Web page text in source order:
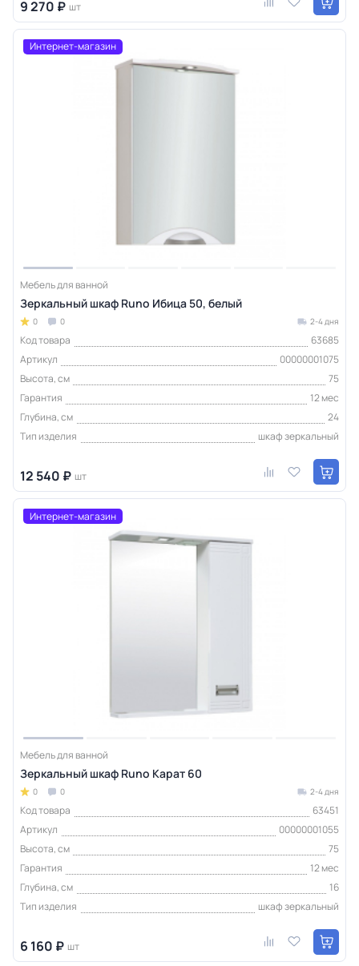
9 270 ₽ шт
Интернет-магазин
Мебель для ванной
Зеркальный шкаф Runo Ибица 50, белый
0 0 2-4 дня
Код товара
63685
Артикул
00000001075
Высота, см
75
Гарантия
12 мес
Глубина, см
24
Тип изделия
шкаф зеркальный
12 540 ₽ шт
Интернет-магазин
Мебель для ванной
Зеркальный шкаф Runo Карат 60
0 0 2-4 дня
Код товара
63451
Артикул
00000001055
Высота, см
75
Гарантия
12 мес
Глубина, см
16
Тип изделия
шкаф зеркальный
6 160 ₽ шт